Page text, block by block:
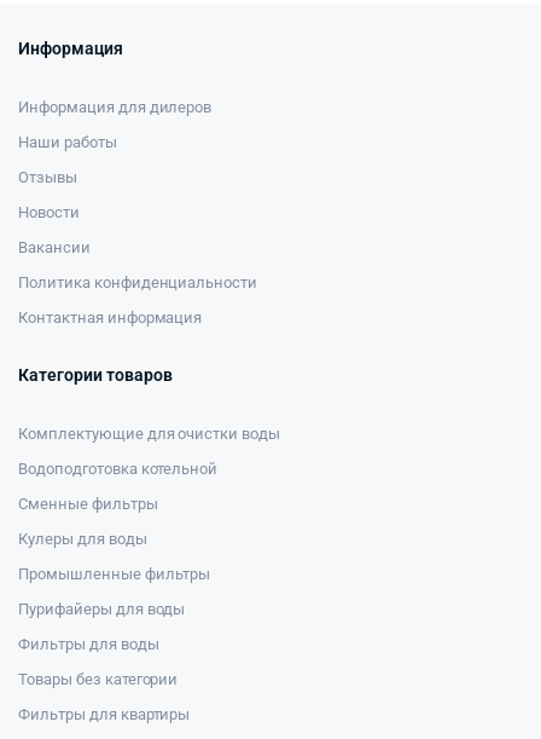
Информация
Информация для дилеров
Наши работы
Отзывы
Новости
Вакансии
Политика конфиденциальности
Контактная информация
Категории товаров
Комплектующие для очистки воды
Водоподготовка котельной
Сменные фильтры
Кулеры для воды
Промышленные фильтры
Пурифайеры для воды
Фильтры для воды
Товары без категории
Фильтры для квартиры